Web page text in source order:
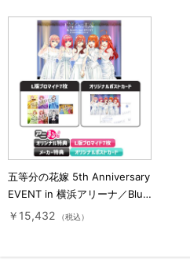
五等分の花嫁 5th Anniversary
EVENT in 横浜アリーナ／Blu-
ray（完全生産限定版・アニま
￥15,432 （税込）